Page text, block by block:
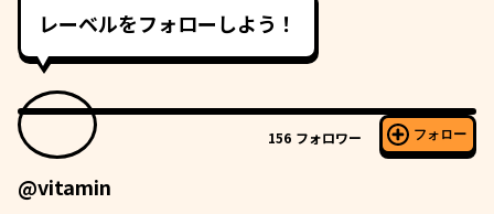
レーベルをフォローしよう！
156 フォロワー フォロー
@vitamin